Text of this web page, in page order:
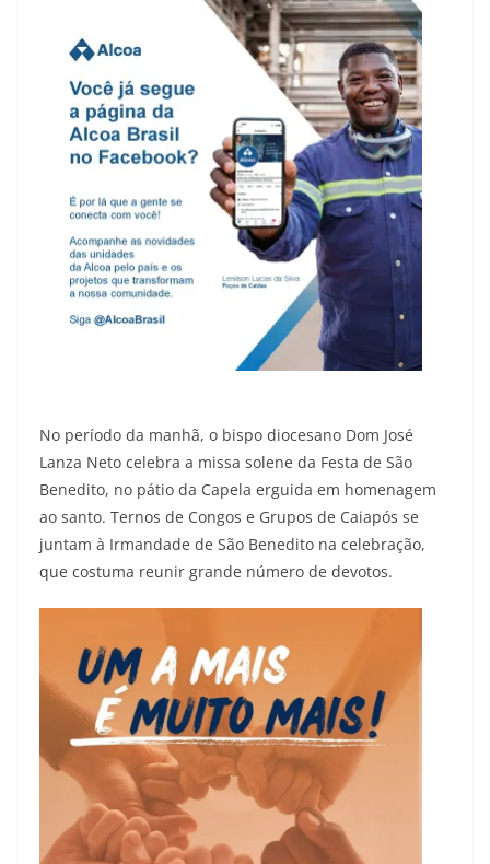
No período da manhã, o bispo diocesano Dom José
Lanza Neto celebra a missa solene da Festa de São
Benedito, no pátio da Capela erguida em homenagem
ao santo. Ternos de Congos e Grupos de Caiapós se
juntam à Irmandade de São Benedito na celebração,
que costuma reunir grande número de devotos.